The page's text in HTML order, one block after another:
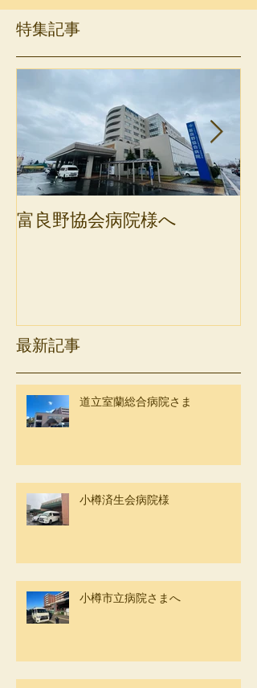
特集記事
富良野協会病院様へ
最新記事
道立室蘭総合病院さま
小樽済生会病院様
小樽市立病院さまへ